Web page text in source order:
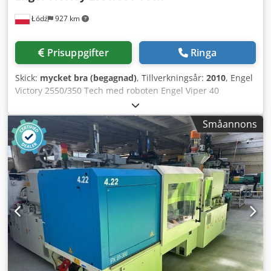
kontrollpanel Integrerad automatisk kylvattenregler e-
Tillverkningsår: 2016 6-axlig robot: 6 axlar drivs med
servomotorer (elektriskt): X, Y, Z, B, C, A Lastkapacitet: 11 kg
med adapter, transportband och skyddshölje Förvärv av
roboten och transportbandet mot ett tilläggspris Mått: Vikt:
21 000 kg Längd/bredd/höjd: 7,36x2,06x2,37 m Alla
maskiner som erbjuds startas av våra servicetekniker
innan försäljning. Det är möjligt att få ett videoklipp av de
tekniska testerna för den valda maskinen eller att delta i
tekniska live-tester i vårt företag i Łódź. Pris: På förfrågan
Łódź 927 km
Prisuppgifter Ringa
Skick: mycket bra (begagnad), Tillverkningsår: 2010, Engel
Victory 2550/350 Tech med roboten Engel Viper 40
Tillverkningsår: 2010 Sprutenhet: Skruvdiameter: 80 mm
Sprutvikt: ca 1410 g Spruttryck: 1638 bar Doseringsvolym:
1558 cm³ Dkodjzpatmopfx Adrjr Klämenhet: Klämkraft: 350
ton Avstånd mellan klämplattorna: 0x0 mm Storlek på
klämplattorna: 1200x1100 mm Utstötarfunktion: hydraulisk
Klämenhet: hydraulisk Styrsystem: CC 200 – pekskärm
Ytterligare utrustning: Produktionslinje med roboten Engel
Viper 40 Maskin utan ram Robotgränssnitt Luftaktiverad
kärndragare x 4 på sidan av den fasta klämplattan
Hydraulisk kärndragare x 2 på sidan av den rörliga
klämplattan Hydraulisk kärndragare x 1 på sidan av den
fasta klämplattan Styrsystem med 12 hetkanalsmunstycken
Sprutenheten är slitstark och motståndskraftig mot
korrosion Proportionellt ventil på sprutenheten – exakt
Småannons